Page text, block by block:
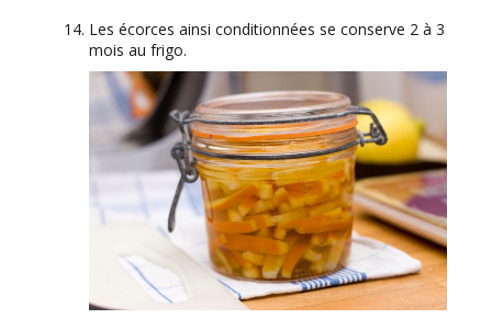
Les écorces ainsi conditionnées se conserve 2 à 3
mois au frigo.